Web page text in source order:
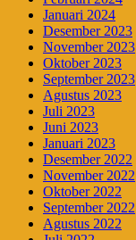
Januari 2024
Desember 2023
November 2023
Oktober 2023
September 2023
Agustus 2023
Juli 2023
Juni 2023
Januari 2023
Desember 2022
November 2022
Oktober 2022
September 2022
Agustus 2022